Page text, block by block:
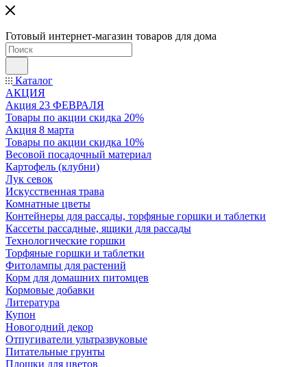
Готовый интернет-магазин товаров для дома
Каталог
АКЦИЯ
Акция 23 ФЕВРАЛЯ
Товары по акции скидка 20%
Акция 8 марта
Товары по акции скидка 10%
Весовой посадочный материал
Картофель (клубни)
Лук севок
Искусственная трава
Комнатные цветы
Контейнеры для рассады, торфяные горшки и таблетки
Кассеты рассадные, ящики для рассады
Технологические горшки
Торфяные горшки и таблетки
Фитолампы для растений
Корм для домашних питомцев
Кормовые добавки
Литература
Купон
Новогодний декор
Отпугиватели ультразвуковые
Питательные грунты
Плошки для цветов